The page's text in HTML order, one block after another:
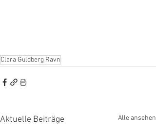
Clara Guldberg Ravn
Aktuelle Beiträge Alle ansehen